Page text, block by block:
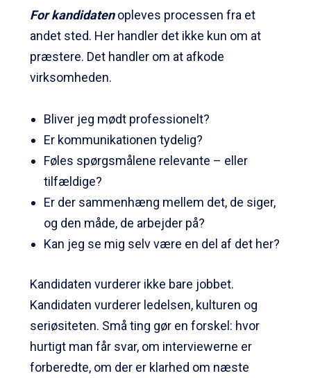
For kandidatenopleves processen fra et
andet sted. Her handler det ikke kun om at
præstere. Det handler om at afkode
virksomheden.
Bliver jeg mødt professionelt?
Er kommunikationen tydelig?
Føles spørgsmålene relevante – eller
tilfældige?
Er der sammenhæng mellem det, de siger,
og den måde, de arbejder på?
Kan jeg se mig selv være en del af det her?
Kandidaten vurderer ikke bare jobbet.
Kandidaten vurderer ledelsen, kulturen og
seriøsiteten. Små ting gør en forskel: hvor
hurtigt man får svar, om interviewerne er
forberedte, om der er klarhed om næste